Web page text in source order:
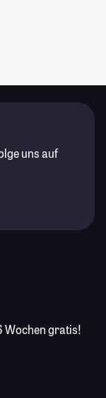
uns auf
Wochen gratis!